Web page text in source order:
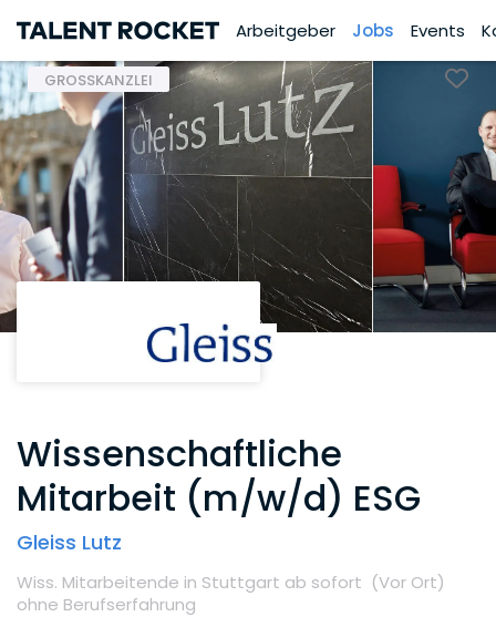
Arbeitgeber Jobs Events
GROSSKANZLEI
Wissenschaftliche
Mitarbeit (m/w/d) ESG
Gleiss Lutz
Wiss. Mitarbeitende in Stuttgart ab sofort (Vor Ort)
ohne Berufserfahrung